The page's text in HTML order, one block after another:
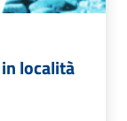
località